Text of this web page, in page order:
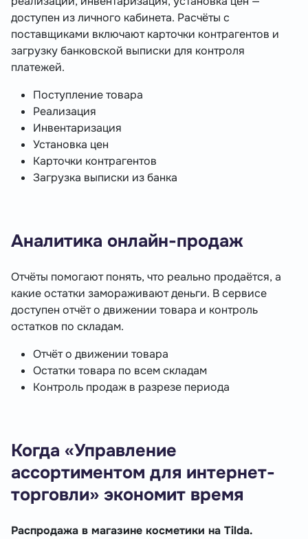
доступен из личного кабинета. Расчёты с
поставщиками включают карточки контрагентов и
загрузку банковской выписки для контроля
платежей.
Поступление товара
Реализация
Инвентаризация
Установка цен
Карточки контрагентов
Загрузка выписки из банка
Аналитика онлайн-продаж
Отчёты помогают понять, что реально продаётся, а
какие остатки замораживают деньги. В сервисе
доступен отчёт о движении товара и контроль
остатков по складам.
Отчёт о движении товара
Остатки товара по всем складам
Контроль продаж в разрезе периода
Когда «Управление
ассортиментом для интернет-
торговли» экономит время
Распродажа в магазине косметики на Tilda.